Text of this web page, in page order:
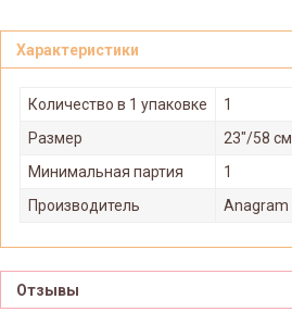
Характеристики
Количество в 1 упаковке
1
Размер
23"/58 см
Минимальная партия
1
Производитель
Anagram
Отзывы